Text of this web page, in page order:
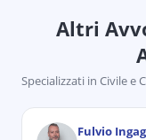
Altri
Specializzati in Civile e
Fulvio